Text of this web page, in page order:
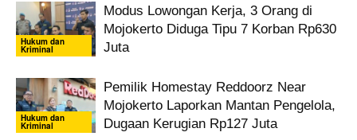
Hukum dan
Kriminal
Modus Lowongan Kerja, 3 Orang di
Mojokerto Diduga Tipu 7 Korban Rp630
Juta
Hukum dan
Kriminal
Pemilik Homestay Reddoorz Near
Mojokerto Laporkan Mantan Pengelola,
Dugaan Kerugian Rp127 Juta